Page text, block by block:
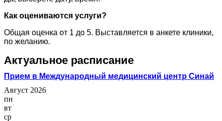
Как оцениваются услуги?
Общая оценка от 1 до 5. Выставляется в анкете клиники,
по желанию.
Актуальное расписание
Прием в Международный медицинский центр Синай
Август 2026
пн
вт
ср